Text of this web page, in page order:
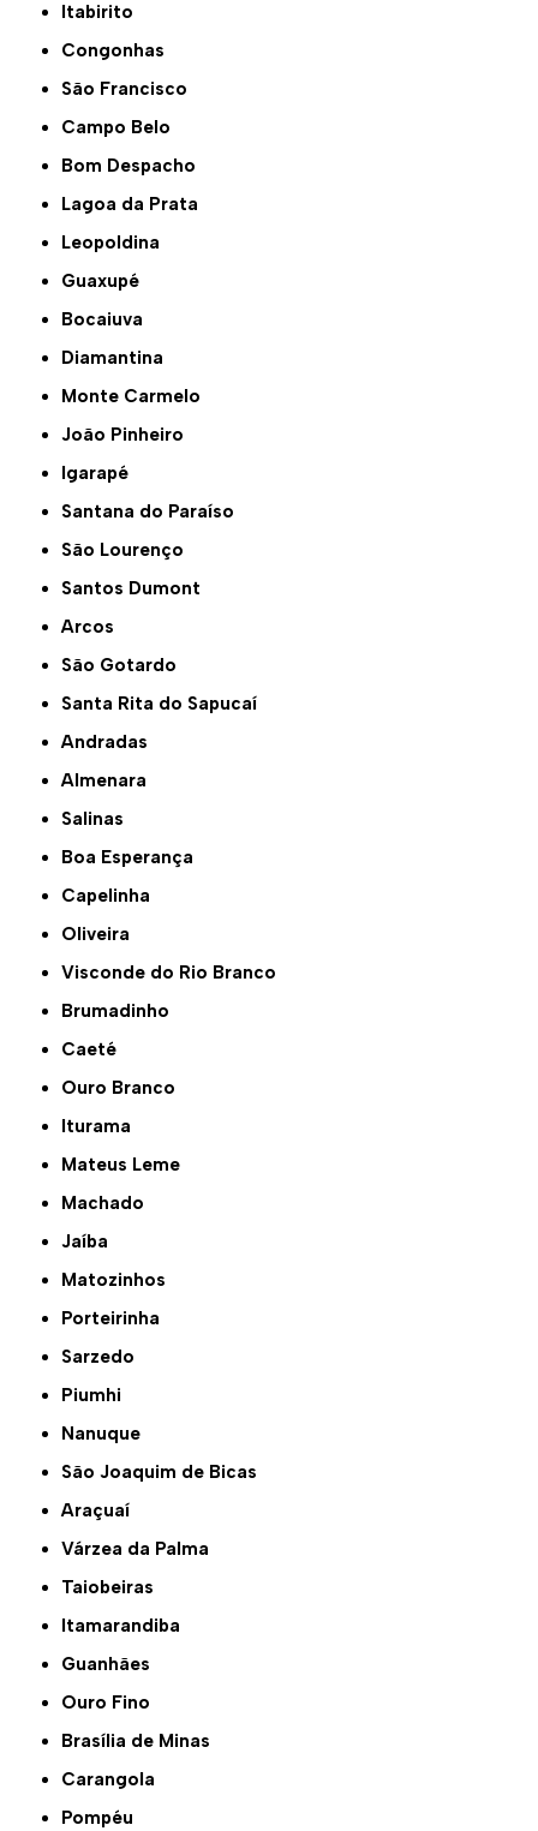
Itabirito
Congonhas
São Francisco
Campo Belo
Bom Despacho
Lagoa da Prata
Leopoldina
Guaxupé
Bocaiuva
Diamantina
Monte Carmelo
João Pinheiro
Igarapé
Santana do Paraíso
São Lourenço
Santos Dumont
Arcos
São Gotardo
Santa Rita do Sapucaí
Andradas
Almenara
Salinas
Boa Esperança
Capelinha
Oliveira
Visconde do Rio Branco
Brumadinho
Caeté
Ouro Branco
Iturama
Mateus Leme
Machado
Jaíba
Matozinhos
Porteirinha
Sarzedo
Piumhi
Nanuque
São Joaquim de Bicas
Araçuaí
Várzea da Palma
Taiobeiras
Itamarandiba
Guanhães
Ouro Fino
Brasília de Minas
Carangola
Pompéu